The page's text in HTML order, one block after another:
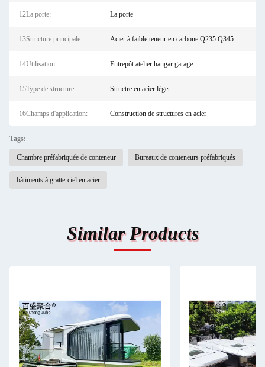
12La porte: La porte
13Structure principale: Acier à faible teneur en carbone Q235 Q345
14Utilisation: Entrepôt atelier hangar garage
15Type de structure: Structre en acier léger
16Champs d'application: Construction de structures en acier
Tags:
Chambre préfabriquée de conteneur Bureaux de conteneurs préfabriqués
bâtiments à gratte-ciel en acier
Similar Products